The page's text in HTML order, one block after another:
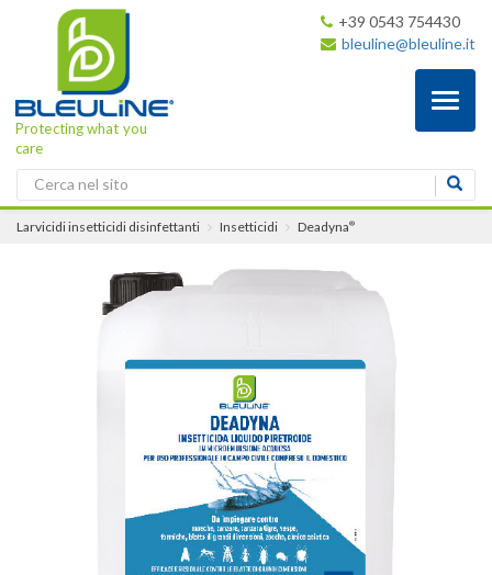
Protecting what you
care
+39 0543 754430
bleuline@bleuline.it
Larvicidi insetticidi disinfettanti Insetticidi Deadyna®